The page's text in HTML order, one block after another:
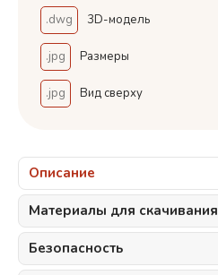
.dwg 3D-модель
.jpg Размеры
.jpg Вид сверху
Описание
Материалы для скачивания
Безопасность